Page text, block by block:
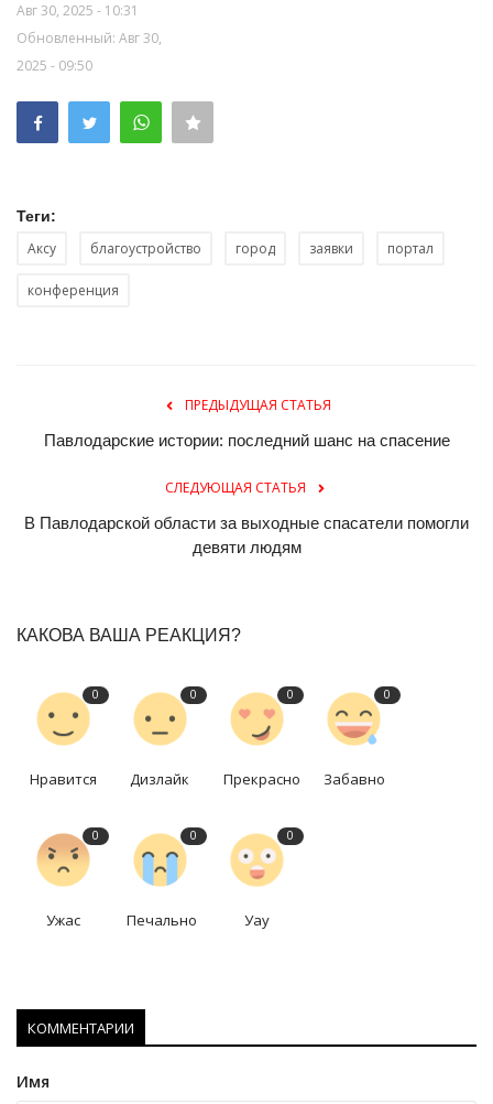
Авг 30, 2025 - 10:31
Обновленный: Авг 30,
2025 - 09:50
Теги:
Аксу благоустройство город заявки портал
конференция
ПРЕДЫДУЩАЯ СТАТЬЯ
Павлодарские истории: последний шанс на спасение
СЛЕДУЮЩАЯ СТАТЬЯ
В Павлодарской области за выходные спасатели помогли
девяти людям
КАКОВА ВАША РЕАКЦИЯ?
0
Нравится
0
Дизлайк
0
Прекрасно
0
Забавно
0
Ужас
0
Печально
0
Уау
КОММЕНТАРИИ
Имя